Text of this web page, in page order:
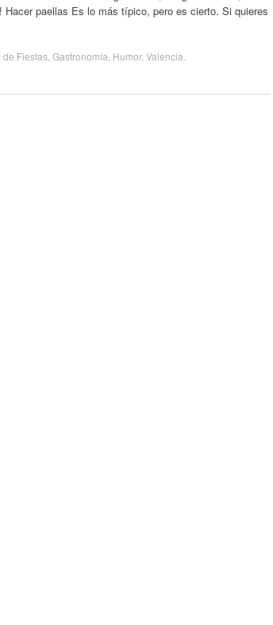
Hacer paellas Es lo más típico, pero es cierto. Si quieres
de Fiestas Gastronomía Humor, Valencia